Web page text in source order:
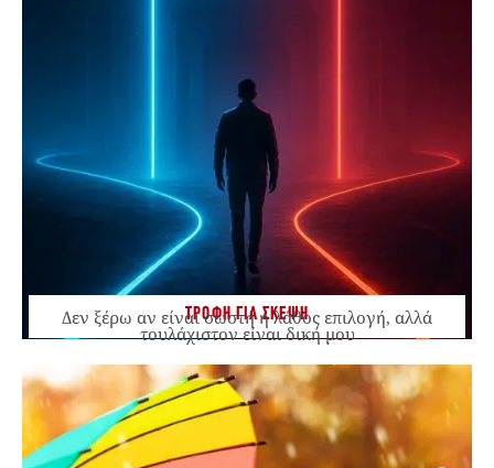
ΤΡΟΦΗ ΓΙΑ ΣΚΕΨΗ
Δεν ξέρω αν είναι σωστή ή λάθος επιλογή, αλλά
τουλάχιστον είναι δική μου